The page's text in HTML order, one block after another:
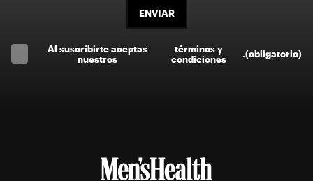
ENVIAR
Al suscríbirte aceptas
nuestros
términos y
condiciones
.(obligatorio)